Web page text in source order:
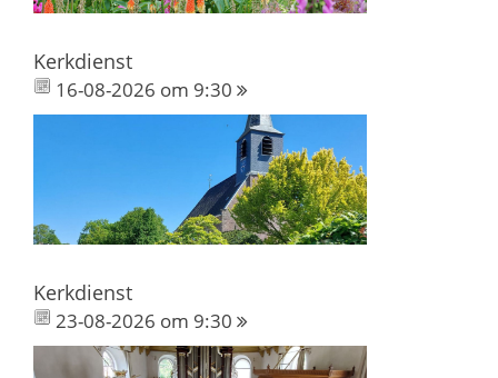
Kerkdienst
16-08-2026 om 9:30
Kerkdienst
23-08-2026 om 9:30